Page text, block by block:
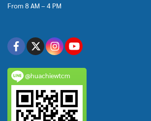
From 8 AM – 4 PM
@huachiewtcm